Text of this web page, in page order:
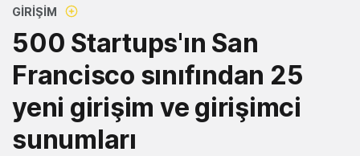
GIRIŞIM
500 Startups'ın San
Francisco sınıfından 25
yeni girişim ve girişimci
sunumları